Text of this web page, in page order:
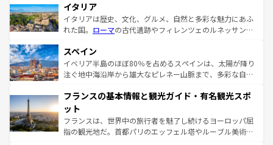
イタリア
イタリアは歴史、文化、グルメ、自然と多彩な魅力にあふ
れた国。 ローマの古代遺跡やフィレンツェのルネッサンス
ろん、トスカーナの美しい田園風景やアマルフィ海岸の絶
景など、自然景観も見逃せない。観光の合間には、本場の
ピザやパスタなど、絶品のイタリア料理を堪能することも
ませてくれるイタリアで、忘れられない旅をしてみよう！
なお、新着のイタリア情報は
しい。
スペイン
イベリア半島のほぼ80％を占めるスペインは、太陽が降り
注ぐ地中海沿岸から雄大なピレネー山脈まで、多彩な自然
文化が根付くこの国では、情熱的なフラメンコ、熱気あふ
れる闘牛、そして美味しいタパスが生活の一部となってい
る。首都マドリードの洗練された雰囲気や、バルセロナの
アートに溢れた街角から、地方では古代ローマ遺跡や中世
フランスの基本情報と観光ガイド・有名観光スポ
ット
フランスは、世界中の旅行者を魅了し続けるヨーロッパ屈
指の観光地だ。首都パリのエッフェル塔やルーブル美術館